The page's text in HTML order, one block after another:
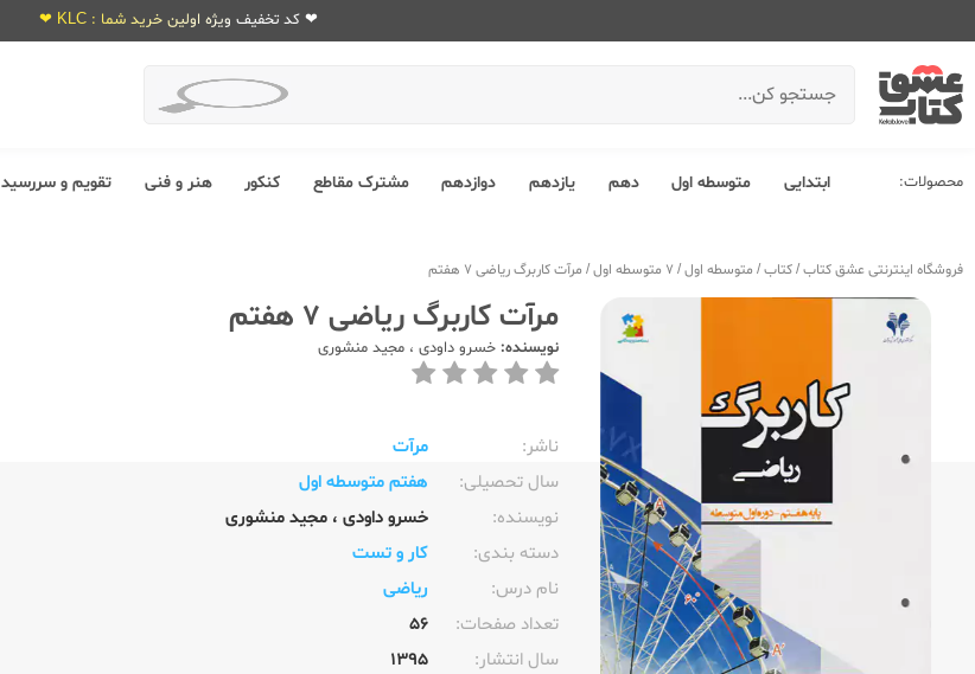
❤ کد تخفیف ویژه اولین خرید شما : KLC ❤
محصولات: ابتدایی متوسطه اول دهم یازدهم دوازدهم مشترک مقاطع کنکور هنر و فنی تقویم و سررسید
فروشگاه اینترنتی عشق کتاب/کتاب/ متوسطه اول/ 7 متوسطه اول / مرآت کاربرگ ریاضی 7 هفتم
مرآت کاربرگ ریاضی 7 هفتم
نویسنده: خسرو داودی ، مجید منشوری
ناشر:‌
مرآت
سال تحصیلی:‌
هفتم متوسطه اول
نویسنده:‌
خسرو داودی ، مجید منشوری
دسته بندی:
کار و تست
نام درس:
ریاضی
تعداد صفحات:‌
56
سال انتشار:‌
1395